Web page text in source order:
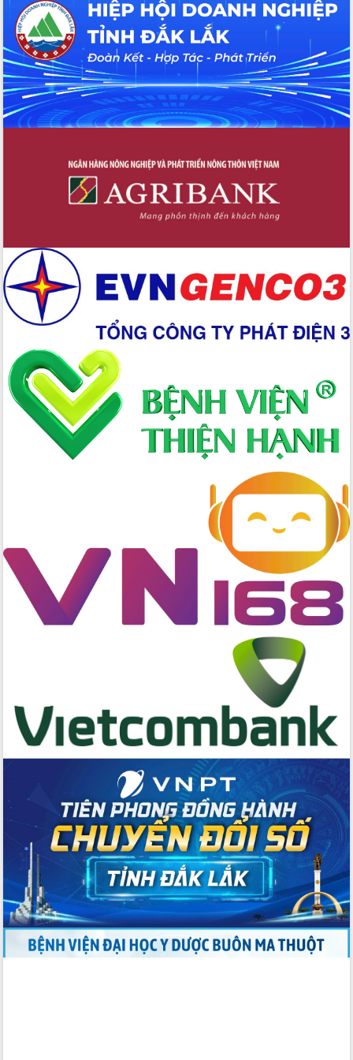
Hội thảo khoa học “Giải pháp thúc đẩy
phát triển nền kinh tế xanh tại tỉnh
Đắk Lắk”
Tăng cường giám sát, đôn đốc thực
hiện nhiệm vụ quản lý tài sản công
hàng tuần
Tháo gỡ những vướng mắc, đẩy mạnh
Đắk Lắk: Tôn vinh 46 giải pháp tại Hội
thi Sáng tạo Kỹ thuật 2024 - 2025
Đắk Lắk rà soát, điều chỉnh Đề án 190
Phó Chủ tịch UBND tỉnh Đắk Lắk
Trương Công Thái kiểm tra thực địa
Dự án cao tốc Khánh Hòa - Buôn Ma
Thuột
Định vị cà phê Việt Nam như một “di
sản sống” trong dòng chảy toàn cầu
Xây dựng nông thôn mới: Nâng cao đời
sống người dân từ những mô hình thiết
thực
Quyết liệt tháo gỡ vướng mắc, đẩy
nhanh tiến độ các dự án trọng điểm
trong Khu kinh tế Nam Phú Yên
Hòn Yến phát triển du lịch gắn với bảo
Phát động chiến dịch 30 ngày đêm
giải phóng mặt bằng Tuyến đường bộ
ven biển
Đắk Lắk nỗ lực thúc đẩy tăng trưởng
kinh tế từ 10% trở lên trong Quý
Thứ trưởng Bộ Y tế làm việc với tỉnh
Đắk Lắk về phát triển nhân lực y tế
cho trạm y tế cấp xã
Du lịch Đắk Lắk nâng tầm trải nghiệm
du khách thông qua Hệ thống cơ sở dữ
liệu và Bản đồ số
Tập huấn ứng dụng trí tuệ nhân tạo (AI)
trong thương mại điện tử năm 2026
Đoàn đại biểu Quốc hội tỉnh Đắk Lắk
trao đổi thông tin trước Kỳ họp thứ
nhất, Quốc hội khóa XVI
Quyết liệt cải cách hành chính, khơi
thông nguồn lực phát triển
Nâng cao hiệu lực, hiệu quả HĐND
tỉnh thông qua hiện đại hóa hành chính